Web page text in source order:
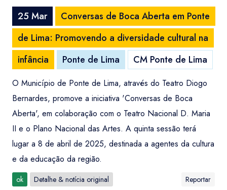
25 Mar
Conversas de Boca Aberta em Ponte
de Lima: Promovendo a diversidade cultural na
infância
Ponte de Lima CM Ponte de Lima
O Município de Ponte de Lima, através do Teatro Diogo
Bernardes, promove a iniciativa 'Conversas de Boca
Aberta', em colaboração com o Teatro Nacional D. Maria
II e o Plano Nacional das Artes. A quinta sessão terá
lugar a 8 de abril de 2025, destinada a agentes da cultura
e da educação da região.
ok Detalhe & notícia original Reportar